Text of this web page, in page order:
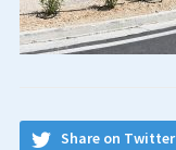
Share on Twitter